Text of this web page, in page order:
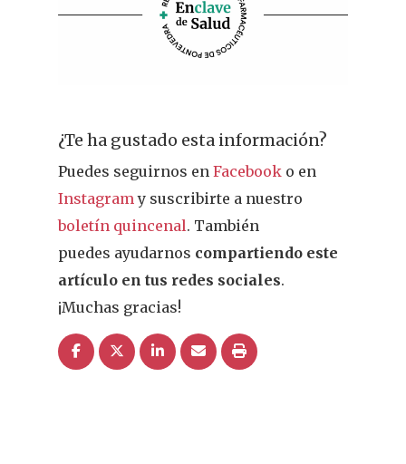
¿Te ha gustado esta información?
Puedes seguirnos enFacebook o en
Instagram y suscribirte a nuestro
boletín quincenal. También
puedes ayudarnos compartiendo este
artículo en tus redes sociales.
¡Muchas gracias!
FARMACÉUTICOS DE
Cuídate
Actualidad
Infantil